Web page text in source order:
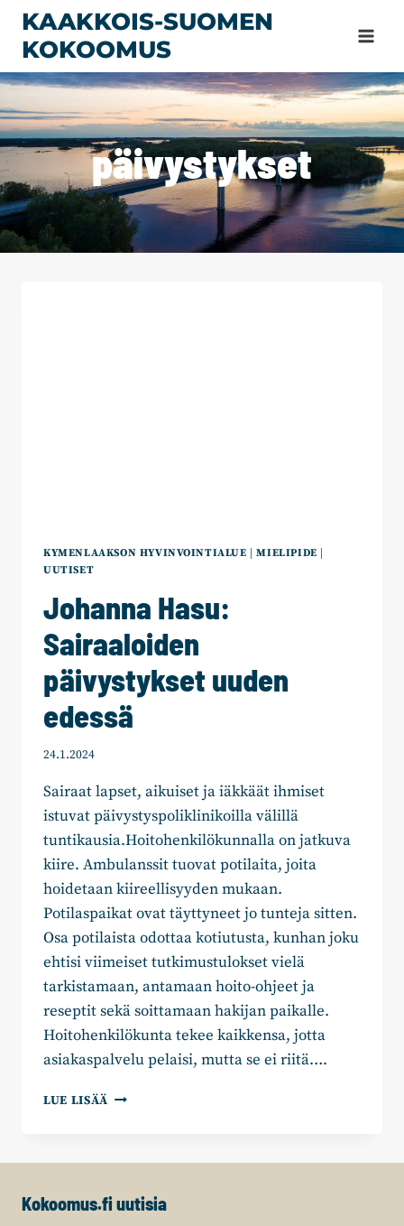
Siirry
sisältöön
KAAKKOIS-SUOMEN
KOKOOMUS
päivystykset
KYMENLAAKSON HYVINVOINTIALUE |MIELIPIDE |
UUTISET
Johanna Hasu:
Sairaaloiden
päivystykset uuden
edessä
24.1.2024
Sairaat lapset, aikuiset ja iäkkäät ihmiset
istuvat päivystyspoliklinikoilla välillä
tuntikausia.Hoitohenkilökunnalla on jatkuva
kiire. Ambulanssit tuovat potilaita, joita
hoidetaan kiireellisyyden mukaan.
Potilaspaikat ovat täyttyneet jo tunteja sitten.
Osa potilaista odottaa kotiutusta, kunhan joku
ehtisi viimeiset tutkimustulokset vielä
tarkistamaan, antamaan hoito-ohjeet ja
reseptit sekä soittamaan hakijan paikalle.
Hoitohenkilökunta tekee kaikkensa, jotta
asiakaspalvelu pelaisi, mutta se ei riitä….
LUE LISÄÄ JOHANNA
Kokoomus.fi uutisia